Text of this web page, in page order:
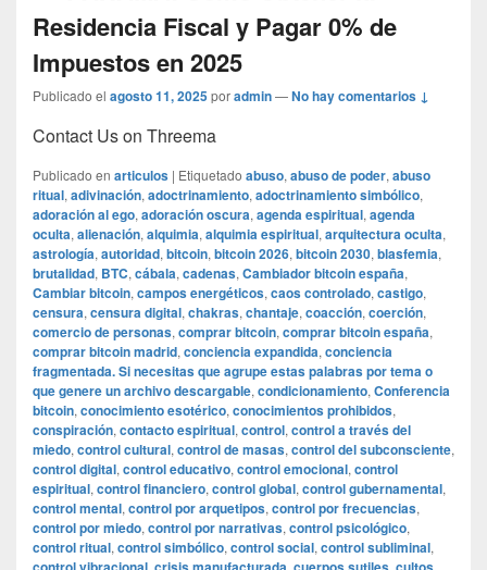
Residencia Fiscal y Pagar 0% de
Impuestos en 2025
Publicado el agosto 11, 2025poradmin—No hay comentarios ↓
Contact Us on Threema
Publicado en articulos | Etiquetado abuso, abuso de poder, abuso
ritual, adivinación, adoctrinamiento, adoctrinamiento simbólico,
adoración al ego, adoración oscura, agenda espiritual, agenda
oculta, alienación, alquimia, alquimia espiritual, arquitectura oculta,
astrología, autoridad, bitcoin, bitcoin 2026, bitcoin 2030, blasfemia,
brutalidad, BTC, cábala, cadenas, Cambiador bitcoin españa,
Cambiar bitcoin, campos energéticos, caos controlado, castigo,
censura, censura digital, chakras, chantaje, coacción, coerción,
comercio de personas, comprar bitcoin, comprar bitcoin españa,
comprar bitcoin madrid, conciencia expandida, conciencia
fragmentada. Si necesitas que agrupe estas palabras por tema o
que genere un archivo descargable, condicionamiento, Conferencia
bitcoin, conocimiento esotérico, conocimientos prohibidos,
conspiración, contacto espiritual, control, control a través del
miedo, control cultural, control de masas, control del subconsciente,
control digital, control educativo, control emocional, control
espiritual, control financiero, control global, control gubernamental,
control mental, control por arquetipos, control por frecuencias,
control por miedo, control por narrativas, control psicológico,
control ritual, control simbólico, control social, control subliminal,